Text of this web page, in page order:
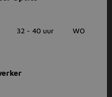
32 - 40 uur WO